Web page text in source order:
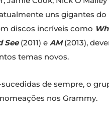
uns gigantes
discos incríveis como
See(2011) e AM(2013),
temas novos.
de sempre, o
nos Grammy.